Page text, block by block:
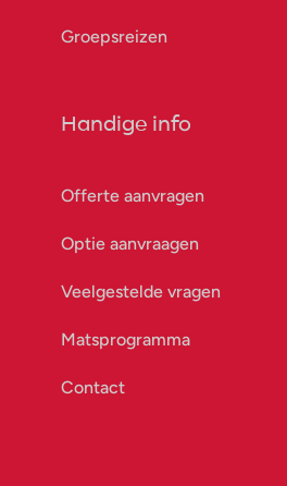
Groepsreizen
Handige info
Offerte aanvragen
Optie aanvraagen
Veelgestelde vragen
Matsprogramma
Contact